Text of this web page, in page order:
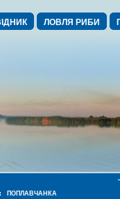
ЛОВЛЯ РИБИ
ПОПЛАВЧАНКА